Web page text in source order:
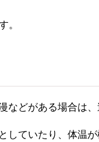
どがある場合は、
ていたり、体温